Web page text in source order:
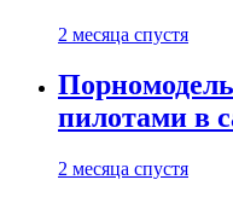
2 месяца спустя
Порномодель
пилотами в
2 месяца спустя